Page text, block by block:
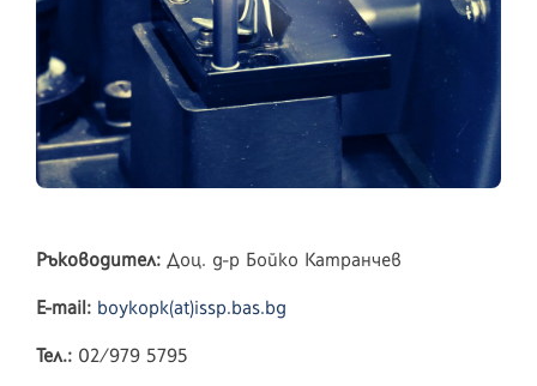
Ръководител: Доц. д-р Бойко Катранчев
E-mail: boykopk(at)issp.bas.bg
Тел.: 02/979 5795